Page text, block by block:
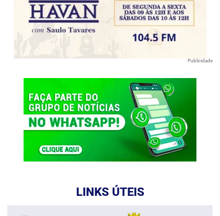
Publicidade
LINKS ÚTEIS